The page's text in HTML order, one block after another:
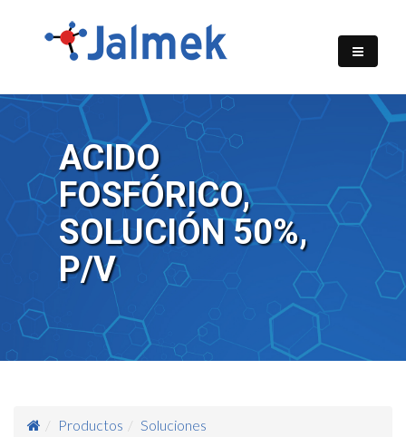
ACIDO
FOSFÓRICO,
SOLUCIÓN 50%,
P/V
Productos
Soluciones